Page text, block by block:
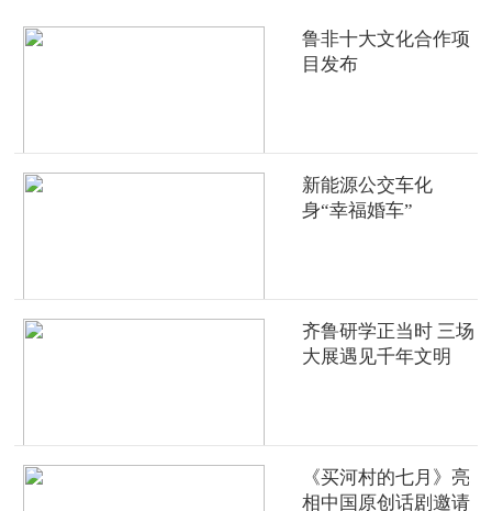
鲁非十大文化合作项
目发布
新能源公交车化
身“幸福婚车”
齐鲁研学正当时 三场
大展遇见千年文明
《买河村的七月》亮
相中国原创话剧邀请